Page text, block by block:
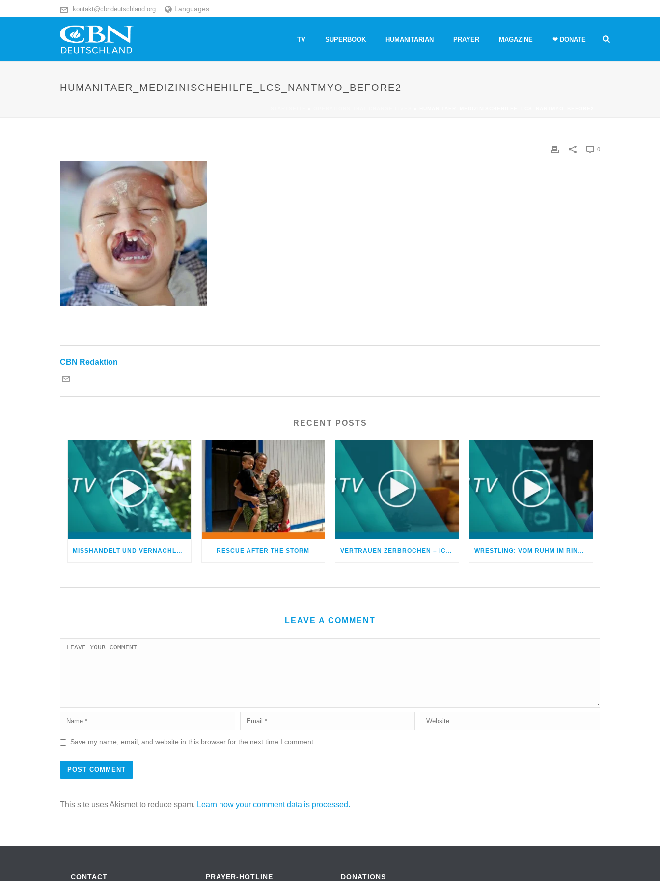
kontakt@cbndeutschland.org Languages
TV SUPERBOOK HUMANITARIAN PRAYER MAGAZINE ❤ DONATE
HUMANITAER_MEDIZINISCHEHILFE_LCS_NANTMYO_BEFORE2
0
CBN Redaktion
RECENT POSTS
MISSHANDELT UND VERNACHLÄSSIGT – DOCH GOTT HEILTE MEINE WUNDEN RESCUE AFTER THE STORM VERTRAUEN ZERBROCHEN – ICH BETROG MEINEN EHEPARTNER WRESTLING: VOM RUHM IM RING ZUM FRIEDEN MIT GOTT
LEAVE A COMMENT
Save my name, email, and website in this browser for the next time I comment.
This site uses Akismet to reduce spam. Learn how your comment data is processed.
CONTACT PRAYER-HOTLINE DONATIONS